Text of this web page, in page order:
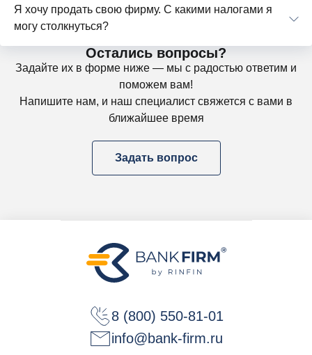
Я хочу продать свою фирму. С какими налогами я
могу столкнуться?
Остались вопросы?
Задайте их в форме ниже — мы с радостью ответим и
поможем вам!
Напишите нам, и наш специалист свяжется с вами в
ближайшее время
Задать вопрос
8 (800) 550-81-01
info@bank-firm.ru